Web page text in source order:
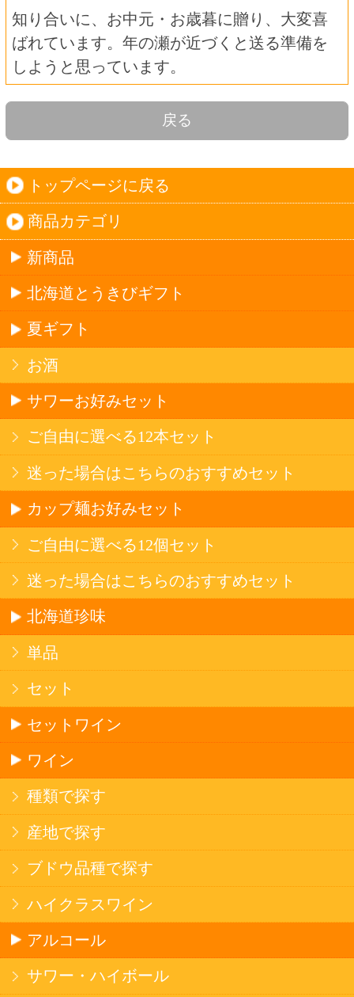
夏ギフト
お酒
サワーお好みセット
迷った場合はこちらのおすすめセット
カップ麺お好みセット
ご自由に選べる12個セット
迷った場合はこちらのおすすめセット
北海道珍味
単品
セットワイン
ワイン
種類で探す
産地で探す
ブドウ品種で探す
サワー・ハイボール
ビール・発泡酒
ストロングサワー
果実フレーバー
北海道ならでは
お店で大人気
サッポロビール
北海道産酒
ソフトドリンク
お茶
スポーツドリンク
京極の名水
ゼリー飲料
果実フレーバー
エナジードリンク